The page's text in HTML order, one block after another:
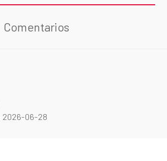
Comentarios
2026-06-28